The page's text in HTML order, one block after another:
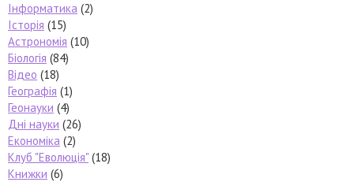
Інформатика (2)
Історія (15)
Астрономія (10)
Біологія (84)
Відео (18)
Географія (1)
Геонауки (4)
Дні науки (26)
Економіка (2)
Клуб "Еволюція" (18)
Книжки (6)